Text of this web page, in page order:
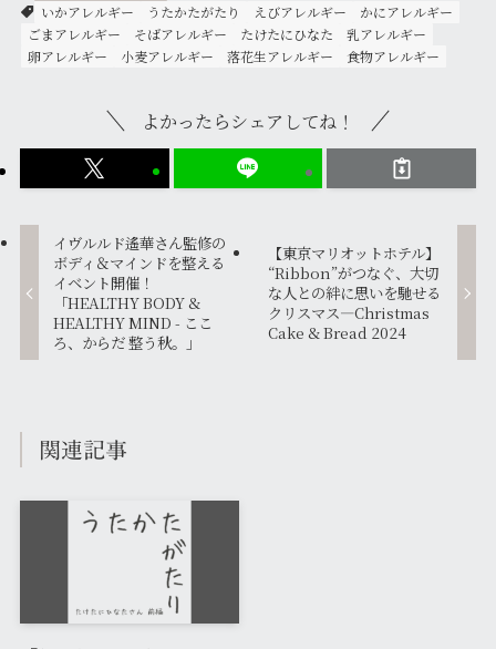
いかアレルギー
うたかたがたり えびアレルギー
かにアレルギー
ごまアレルギー
そばアレルギー たけたにひなた
乳アレルギー
卵アレルギー
小麦アレルギー 落花生アレルギー 食物アレルギー
よかったらシェアしてね！
イヴルルド遙華さん監修の
ボディ＆マインドを整える
イベント開催！
「HEALTHY BODY &
HEALTHY MIND - ここ
ろ、からだ 整う秋。」
【東京マリオットホテル】
“Ribbon”がつなぐ、大切
な人との絆に思いを馳せる
クリスマス―Christmas
Cake & Bread 2024
関連記事